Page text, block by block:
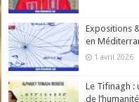
Expositions
en
1 avril 2026
Le Tifinagh :
de l’humanité